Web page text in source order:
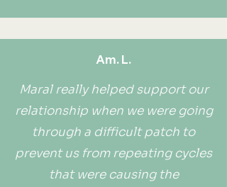
Am. L.
Maral really helped support our
relationship when we were going
through a difficult patch to
prevent us from repeating cycles
that were causing the